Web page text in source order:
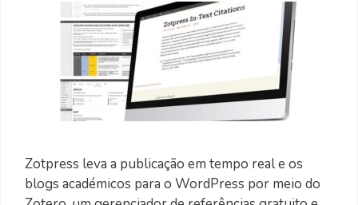
Zotpress leva a publicação em tempo real e os
blogs académicos para o WordPress por meio do